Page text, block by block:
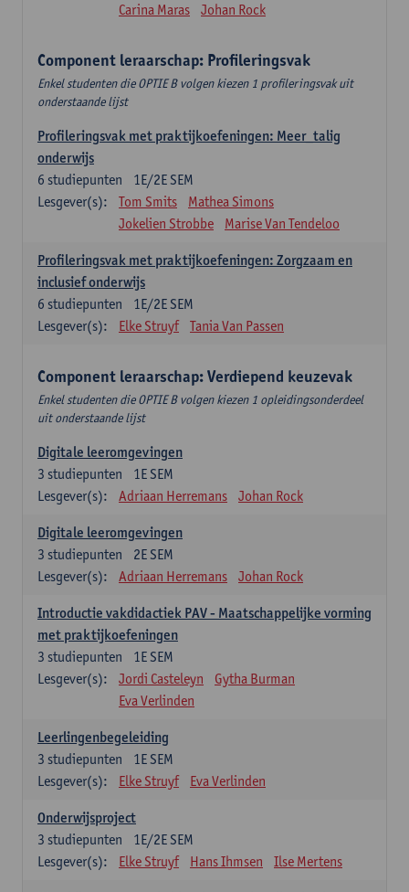
Carina Maras
Johan Rock
Component leraarschap: Profileringsvak
Enkel studenten die OPTIE B volgen kiezen 1 profileringsvak uit
onderstaande lijst
Profileringsvak met praktijkoefeningen: Meer_talig
onderwijs
1E/2E SEM
6 studiepunten
Lesgever(s):
Tom Smits
Mathea Simons
Jokelien Strobbe
Marise Van Tendeloo
Profileringsvak met praktijkoefeningen: Zorgzaam en
inclusief onderwijs
1E/2E SEM
6 studiepunten
Lesgever(s):
Elke Struyf Tania Van Passen
Component leraarschap: Verdiepend keuzevak
Enkel studenten die OPTIE B volgen kiezen 1 opleidingsonderdeel
uit onderstaande lijst
Digitale leeromgevingen
1E SEM
3 studiepunten
Lesgever(s):
Adriaan Herremans Johan Rock
Digitale leeromgevingen
2E SEM
3 studiepunten
Lesgever(s):
Adriaan Herremans Johan Rock
Introductie vakdidactiek PAV - Maatschappelijke vorming
met praktijkoefeningen
1E SEM
3 studiepunten
Lesgever(s):
Jordi Casteleyn
Gytha Burman
Eva Verlinden
Leerlingenbegeleiding
1E SEM
3 studiepunten
Lesgever(s):
Elke Struyf Eva Verlinden
Onderwijsproject
1E/2E SEM
3 studiepunten
Lesgever(s):
Elke Struyf Hans Ihmsen Ilse Mertens